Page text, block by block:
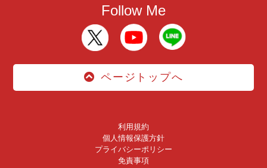
Follow Me
ページトップへ
利用規約
個人情報保護方針
プライバシーポリシー
免責事項